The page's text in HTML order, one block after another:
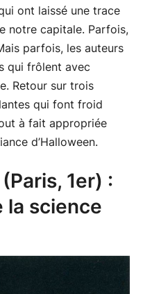
ont laissé une trace
notre capitale. Parfois,
parfois, les auteurs
qui frôlent avec
Retour sur trois
qui font froid
à fait appropriée
d’Halloween.
1er) :
la science